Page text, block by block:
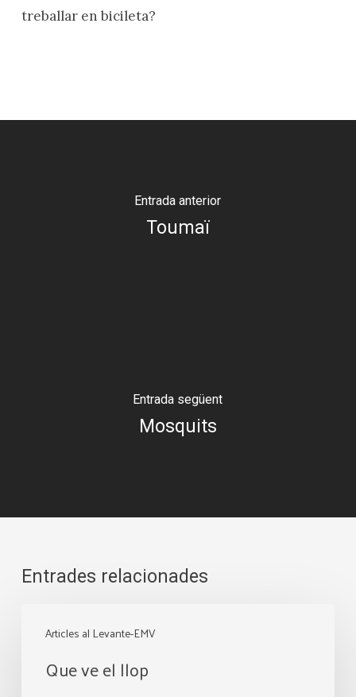
treballar en bicileta?
Entrada anterior
Toumaï
Entrada següent
Mosquits
Entrades relacionades
Articles al Levante-EMV
Que ve el llop